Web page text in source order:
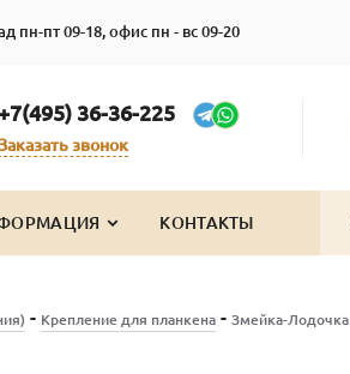
пн-пт 09-18, офис пн - вс 09-20
+7(495) 36-36-225
звонок
КОНТАКТЫ
- Крепление для планкена- Змейка-Лодочка